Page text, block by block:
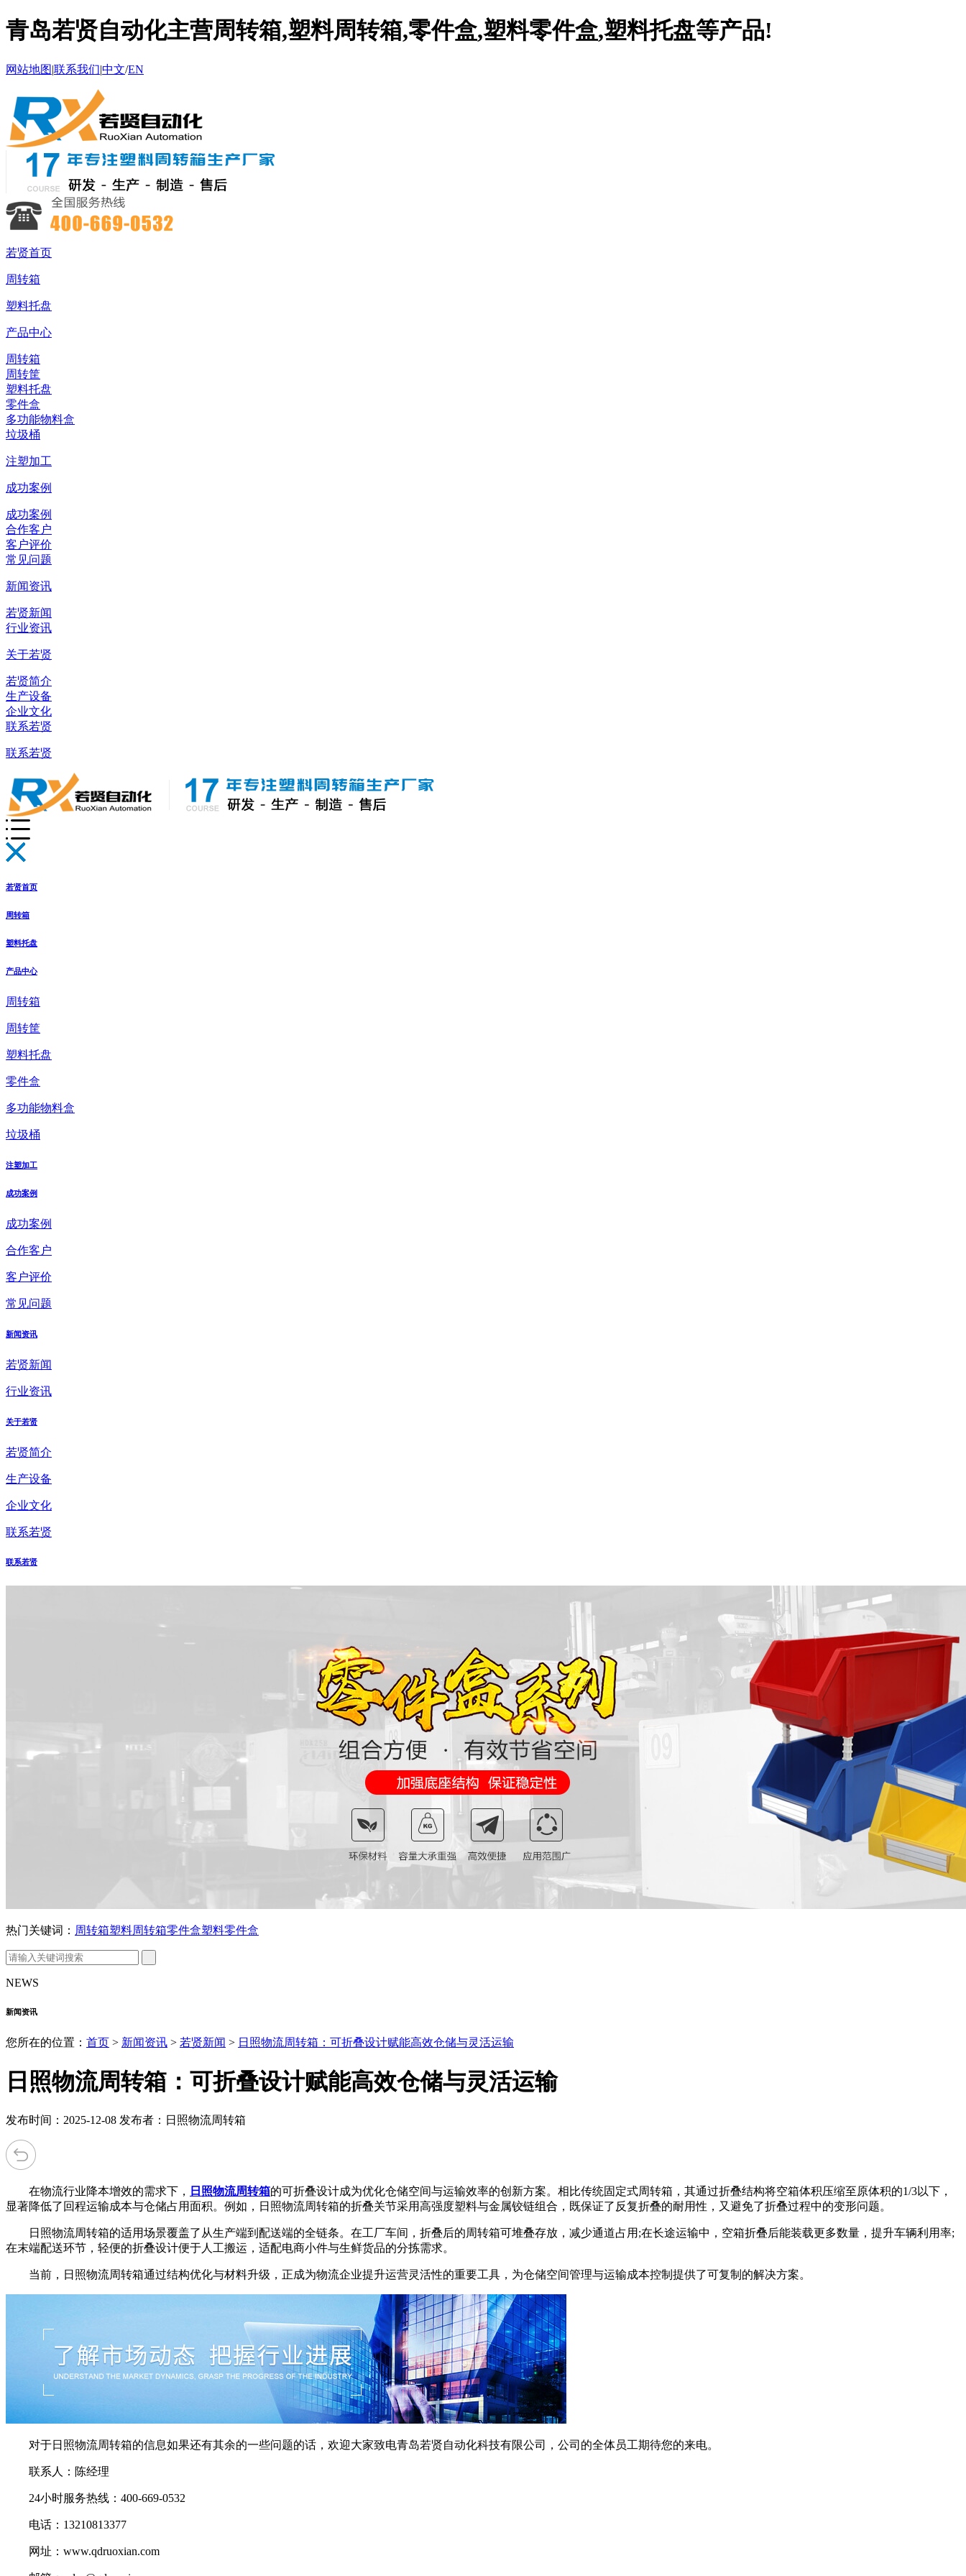
青岛若贤自动化主营周转箱,塑料周转箱,零件盒,塑料零件盒,塑料托盘等产品!
网站地图|联系我们|中文/EN
若贤首页
周转箱
塑料托盘
产品中心
周转箱
周转筐
塑料托盘
零件盒
多功能物料盒
垃圾桶
注塑加工
成功案例
成功案例
合作客户
客户评价
常见问题
新闻资讯
若贤新闻
行业资讯
关于若贤
若贤简介
生产设备
企业文化
联系若贤
联系若贤
若贤首页
周转箱
塑料托盘
产品中心
周转箱
周转筐
塑料托盘
零件盒
多功能物料盒
垃圾桶
注塑加工
成功案例
成功案例
合作客户
客户评价
常见问题
新闻资讯
若贤新闻
行业资讯
关于若贤
若贤简介
生产设备
企业文化
联系若贤
联系若贤
热门关键词： 周转箱塑料周转箱零件盒塑料零件盒
NEWS
新闻资讯
您所在的位置： 首页 > 新闻资讯 > 若贤新闻 > 日照物流周转箱：可折叠设计赋能高效仓储与灵活运输
日照物流周转箱：可折叠设计赋能高效仓储与灵活运输
发布时间：2025-12-08 发布者：日照物流周转箱
在物流行业降本增效的需求下， 日照物流周转箱的可折叠设计成为优化仓储空间与运输效率的创新方案。相比传统固定式周转箱，其通过折叠结构将空箱体积压缩至原体积的1/3以下，
显著降低了回程运输成本与仓储占用面积。例如，日照物流周转箱的折叠关节采用高强度塑料与金属铰链组合，既保证了反复折叠的耐用性，又避免了折叠过程中的变形问题。
日照物流周转箱的适用场景覆盖了从生产端到配送端的全链条。在工厂车间，折叠后的周转箱可堆叠存放，减少通道占用;在长途运输中，空箱折叠后能装载更多数量，提升车辆利用率;
在末端配送环节，轻便的折叠设计便于人工搬运，适配电商小件与生鲜货品的分拣需求。
当前，日照物流周转箱通过结构优化与材料升级，正成为物流企业提升运营灵活性的重要工具，为仓储空间管理与运输成本控制提供了可复制的解决方案。
对于日照物流周转箱的信息如果还有其余的一些问题的话，欢迎大家致电青岛若贤自动化科技有限公司，公司的全体员工期待您的来电。
联系人：陈经理
24小时服务热线：400-669-0532
电话：13210813377
网址：www.qdruoxian.com